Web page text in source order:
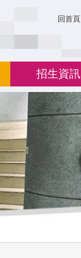
回首頁
招生資訊